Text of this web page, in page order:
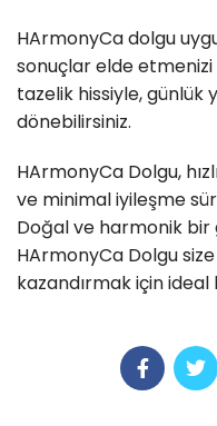
HArmonyCa dolgu
sonuçlar elde
tazelik hissiyle, günlük
dönebilirsiniz.
HArmonyCa Dolgu,
ve minimal iyileşme
Doğal ve harmonik bir
HArmonyCa Dolgu
kazandırmak için